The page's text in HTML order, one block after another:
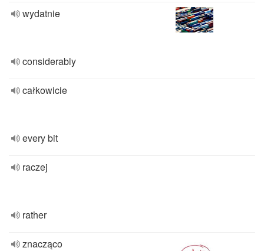
wydatnie
considerably
całkowicie
every bit
raczej
rather
znacząco